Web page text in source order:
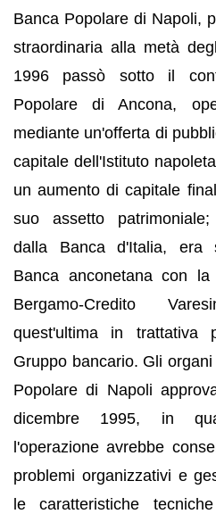
Banca Popolare di Napoli,
straordinaria alla metà
1996 passò sotto il
Popolare di Ancona,
mediante un'offerta di
capitale dell'Istituto
un aumento di capitale
suo assetto
dalla Banca d'Italia, era
Banca anconetana con la
Bergamo-Credito
quest'ultima in trattativa
Gruppo bancario. Gli
Popolare di Napoli
dicembre 1995, in
l'operazione avrebbe
problemi organizzativi e
le caratteristiche